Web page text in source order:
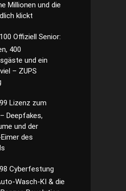
Millionen und die
klickt
Offiziell Senior:
400
und ein
– ZUPS
Lizenz zum
Deepfakes,
und der
des
Cyberfestung
Wasch-KI & die